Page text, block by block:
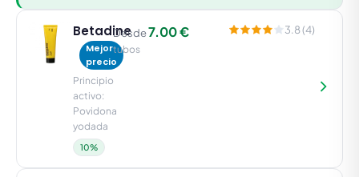
Betadine
Mejor
precio
Principio
activo:
Povidona
yodada
10%
Desde7.00 €
tubos
3.8 (4)